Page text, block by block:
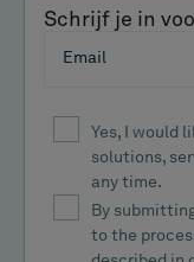
Schrijf je in